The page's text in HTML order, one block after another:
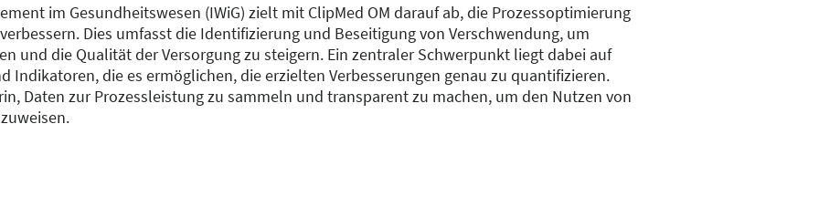
im Gesundheitswesen (IWiG) zielt mit ClipMed OM darauf ab, die Prozessoptimierung
Dies umfasst die Identifizierung und Beseitigung von Verschwendung, um
und die Qualität der Versorgung zu steigern. Ein zentraler Schwerpunkt liegt dabei auf
Indikatoren, die es ermöglichen, die erzielten Verbesserungen genau zu quantifizieren.
Daten zur Prozessleistung zu sammeln und transparent zu machen, um den Nutzen von